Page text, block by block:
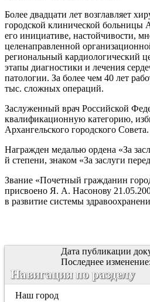
Более двадцати лет возглавляет
городской клинической больницы
его инициативе, настойчивости,
целенаправленной
региональный кардиологический
этапы диагностики и лечения
патологии. За более чем 40 лет
тыс. сложных операций.
Заслуженный врач Российской
квалификационную категорию,
Архангельского городского Совета.
Награжден медалью ордена «За
й степени, знаком «За заслуги
Звание «Почетный гражданин
присвоено Я. А. Насонову
в развитие системы
Дата публикации
Последнее
Навигация по разделу
Наш город